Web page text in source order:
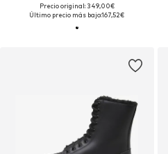
Precio original: 349,00€
Último precio más bajo:167,52€